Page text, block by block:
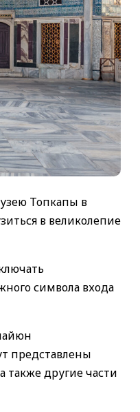
Топкапы в
в великолепие
символа входа
представлены
другие части